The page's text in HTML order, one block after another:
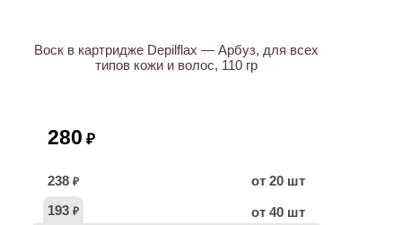
Воск в картридже Depilflax — Арбуз, для всех
типов кожи и волос, 110 гр
280 ₽
238 ₽
от 20 шт
193 ₽ от 40 шт